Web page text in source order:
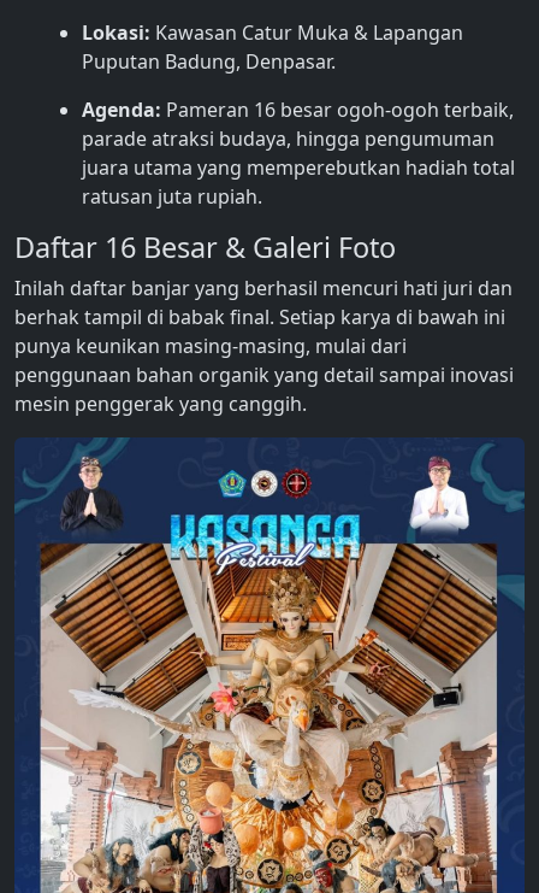
Lokasi: Kawasan Catur Muka & Lapangan
Puputan Badung, Denpasar.
Agenda: Pameran 16 besar ogoh-ogoh terbaik,
parade atraksi budaya, hingga pengumuman
juara utama yang memperebutkan hadiah total
ratusan juta rupiah.
Daftar 16 Besar & Galeri Foto
Inilah daftar banjar yang berhasil mencuri hati juri dan
berhak tampil di babak final. Setiap karya di bawah ini
punya keunikan masing-masing, mulai dari
penggunaan bahan organik yang detail sampai inovasi
mesin penggerak yang canggih.